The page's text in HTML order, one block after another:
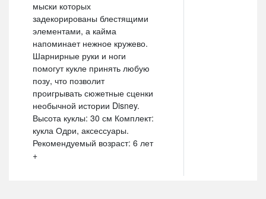
мыски которых
задекорированы блестящими
элементами, а кайма
напоминает нежное кружево.
Шарнирные руки и ноги
помогут кукле принять любую
позу, что позволит
проигрывать сюжетные сценки
необычной истории Disney.
Высота куклы: 30 см Комплект:
кукла Одри, аксессуары.
Рекомендуемый возраст: 6 лет
+